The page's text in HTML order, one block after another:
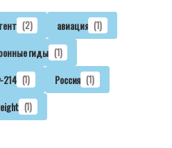
(2) авиация (1)
гиды (1)
214 (1) Россия (1)
(1)